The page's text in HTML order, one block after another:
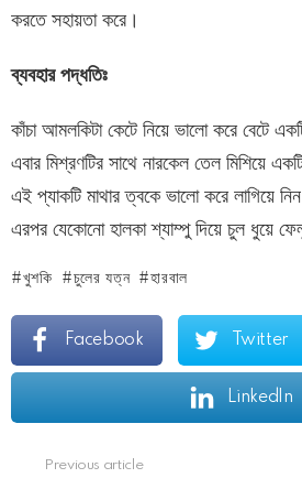
করতে সহায়তা করে।
ব্যবহার পদ্ধতিঃ
কাঁচা আমলকিটা কেটে নিয়ে ভালো করে বেটে
এবার মিশ্রণটির সাথে নারকেল তেল মিশিয়ে
এই প্যাকটি মাথার ত্বকে ভালো করে লাগিয়ে
এরপর যেকোনো হালকা শ্যাম্পু দিয়ে চুল ধুয়ে
খুশকি চুলের যত্ন হারবাল
Facebook Twitter
LinkedIn
Previous article